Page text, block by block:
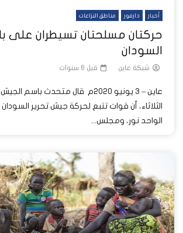
أخبار دارفور مناطق النزاعات
حركتان مسلحتان تسيطران على
السودان
شبكة عاين قبل 6 سنوات
عاين – 3 يونيو 2020م قال متحدث
الثلاثاء، أن قوات تتبع لحركة جيش تحرير
الواحد نور، ومجلس...